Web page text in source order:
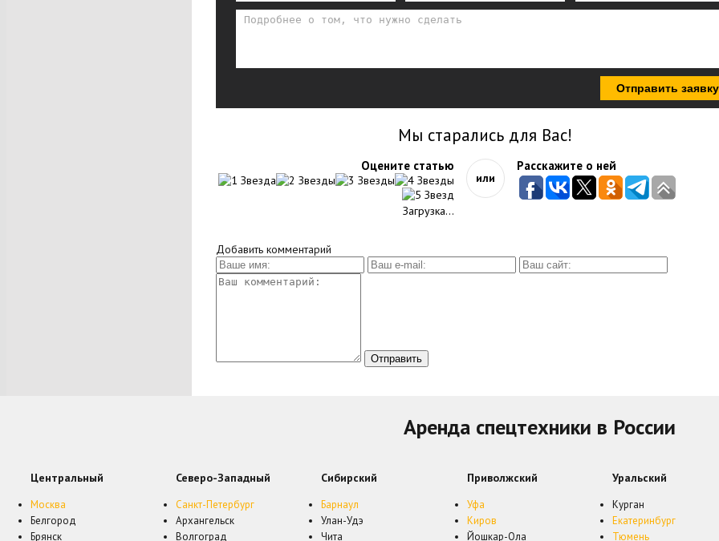
Отправить заявку
Мы старались для Вас!
Оцените статью
Загрузка...
или
Расскажите о ней
Добавить комментарий
Аренда спецтехники в России
Центральный
Москва
Белгород
Брянск
Северо-Западный
Санкт-Петербург
Архангельск
Волгоград
Сибирский
Барнаул
Улан-Удэ
Чита
Приволжский
Уфа
Киров
Йошкар-Ола
Уральский
Курган
Екатеринбург
Тюмень